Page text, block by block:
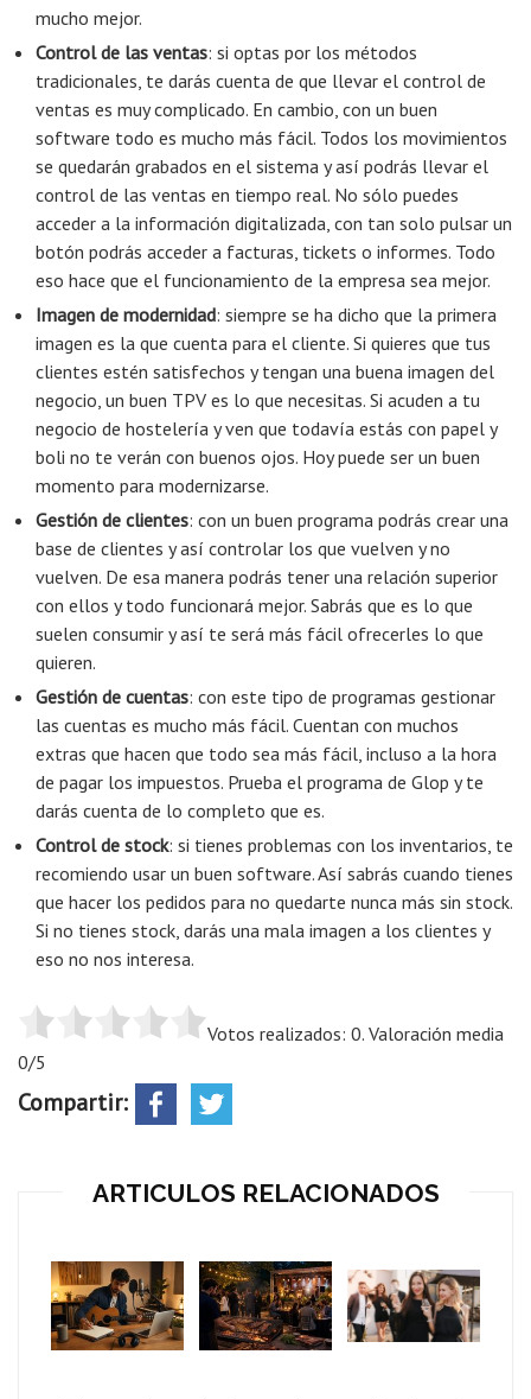
mucho mejor.
Control de las ventas: si optas por los métodos
tradicionales, te darás cuenta de que llevar el control de
ventas es muy complicado. En cambio, con un buen
software todo es mucho más fácil. Todos los movimientos
se quedarán grabados en el sistema y así podrás llevar el
control de las ventas en tiempo real. No sólo puedes
acceder a la información digitalizada, con tan solo pulsar un
botón podrás acceder a facturas, tickets o informes. Todo
eso hace que el funcionamiento de la empresa sea mejor.
Imagen de modernidad: siempre se ha dicho que la primera
imagen es la que cuenta para el cliente. Si quieres que tus
clientes estén satisfechos y tengan una buena imagen del
negocio, un buen TPV es lo que necesitas. Si acuden a tu
negocio de hostelería y ven que todavía estás con papel y
boli no te verán con buenos ojos. Hoy puede ser un buen
momento para modernizarse.
Gestión de clientes: con un buen programa podrás crear una
base de clientes y así controlar los que vuelven y no
vuelven. De esa manera podrás tener una relación superior
con ellos y todo funcionará mejor. Sabrás que es lo que
suelen consumir y así te será más fácil ofrecerles lo que
quieren.
Gestión de cuentas: con este tipo de programas gestionar
las cuentas es mucho más fácil. Cuentan con muchos
extras que hacen que todo sea más fácil, incluso a la hora
de pagar los impuestos. Prueba el programa de Glop y te
darás cuenta de lo completo que es.
Control de stock: si tienes problemas con los inventarios, te
recomiendo usar un buen software. Así sabrás cuando tienes
que hacer los pedidos para no quedarte nunca más sin stock.
Si no tienes stock, darás una mala imagen a los clientes y
eso no nos interesa.
Votos realizados: 0. Valoración media
0/5
Compartir:
ARTICULOS RELACIONADOS